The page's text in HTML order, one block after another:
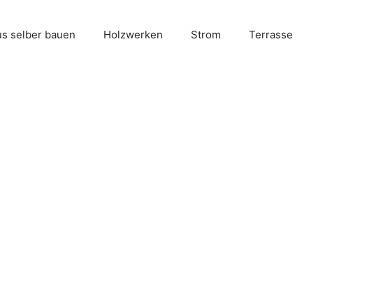
selber bauen Holzwerken Strom Terrasse